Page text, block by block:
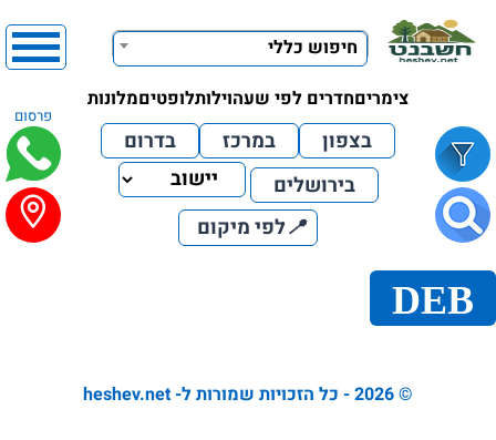
חיפוש כללי
צימריםחדרים לפי שעהוילותלופטיםמלונות
פרסום
בצפון במרכז
בדרום
בירושלים
📍לפי מיקום
DEB
© 2026 - כל הזכויות שמורות ל- heshev.net